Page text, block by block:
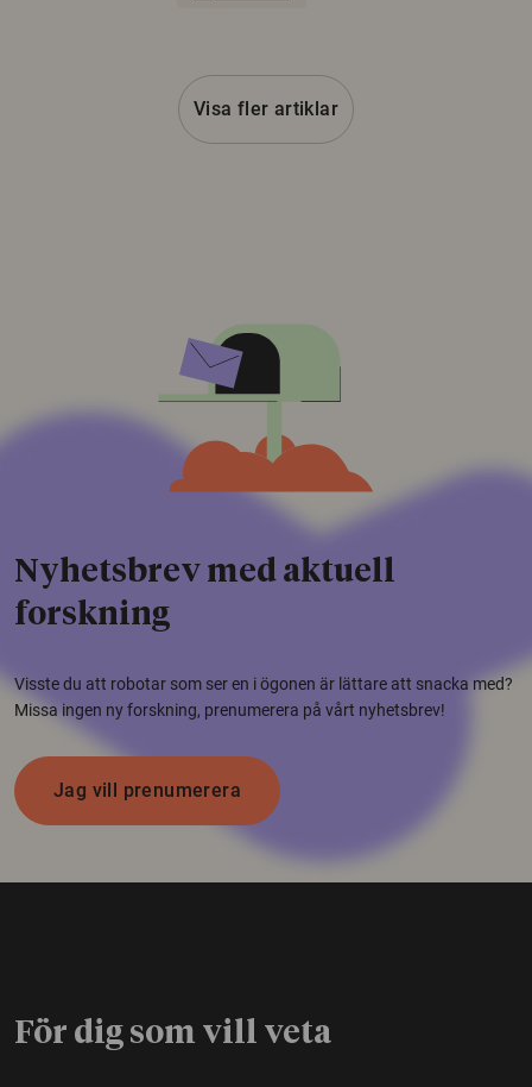
Visa fler artiklar
Nyhetsbrev med aktuell
forskning
Visste du att robotar som ser en i ögonen är lättare att snacka med?
Missa ingen ny forskning, prenumerera på vårt nyhetsbrev!
Jag vill prenumerera
För dig som vill veta